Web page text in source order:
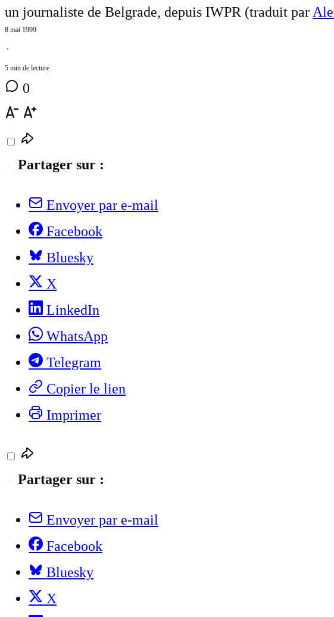
un journaliste de Belgrade, depuis IWPR (traduit par
8 mai 1999
⋅
5 min de lecture
0
Partager sur :
Envoyer par e-mail
Facebook
Bluesky
X
LinkedIn
WhatsApp
Telegram
Copier le lien
Imprimer
Partager sur :
Envoyer par e-mail
Facebook
Bluesky
X